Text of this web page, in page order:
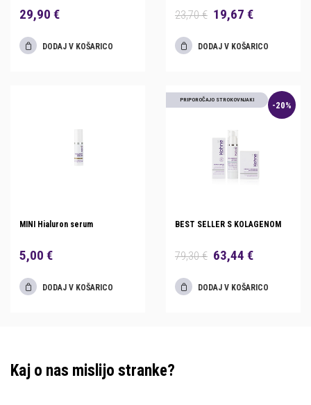
29,90 €
DODAJ V KOŠARICO
23,70 € 19,67 €
DODAJ V KOŠARICO
MINI Hialuron serum
5,00 €
DODAJ V KOŠARICO
-20%
PRIPOROČAJO STROKOVNJAKI
BEST SELLER S KOLAGENOM
79,30 € 63,44 €
DODAJ V KOŠARICO
Kaj o nas mislijo stranke?